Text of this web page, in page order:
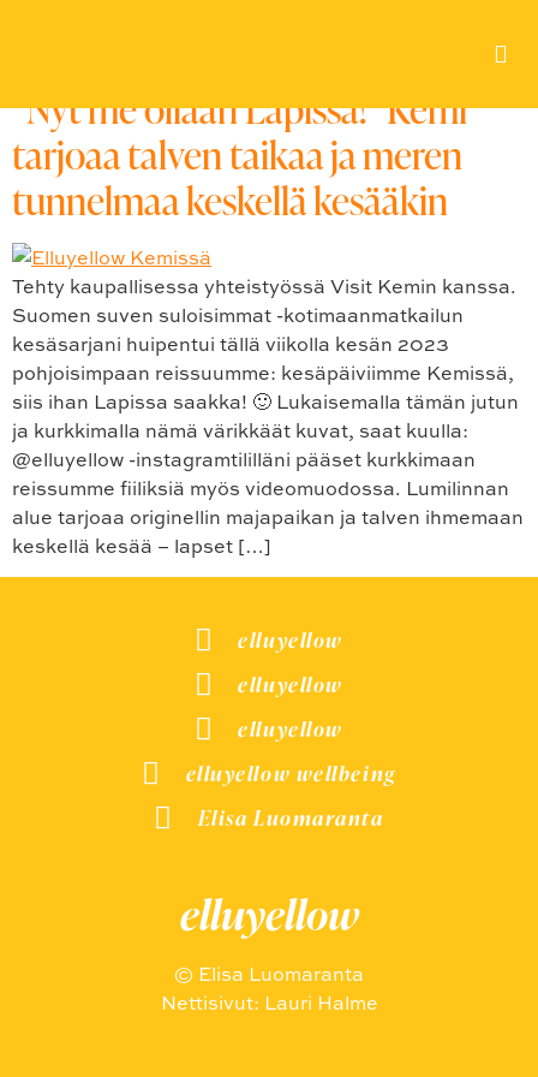
”Nyt me ollaan Lapissa!” Kemi
tarjoaa talven taikaa ja meren
tunnelmaa keskellä kesääkin
Tehty kaupallisessa yhteistyössä Visit Kemin kanssa.
Suomen suven suloisimmat -kotimaanmatkailun
kesäsarjani huipentui tällä viikolla kesän 2023
pohjoisimpaan reissuumme: kesäpäiviimme Kemissä,
siis ihan Lapissa saakka! 🙂 Lukaisemalla tämän jutun
ja kurkkimalla nämä värikkäät kuvat, saat kuulla:
@elluyellow -instagramtililläni pääset kurkkimaan
reissumme fiiliksiä myös videomuodossa. Lumilinnan
alue tarjoaa originellin majapaikan ja talven ihmemaan
keskellä kesää – lapset […]
elluyellow
elluyellow
elluyellow
elluyellow wellbeing
Elisa Luomaranta
elluyellow
© Elisa Luomaranta
Nettisivut: Lauri Halme